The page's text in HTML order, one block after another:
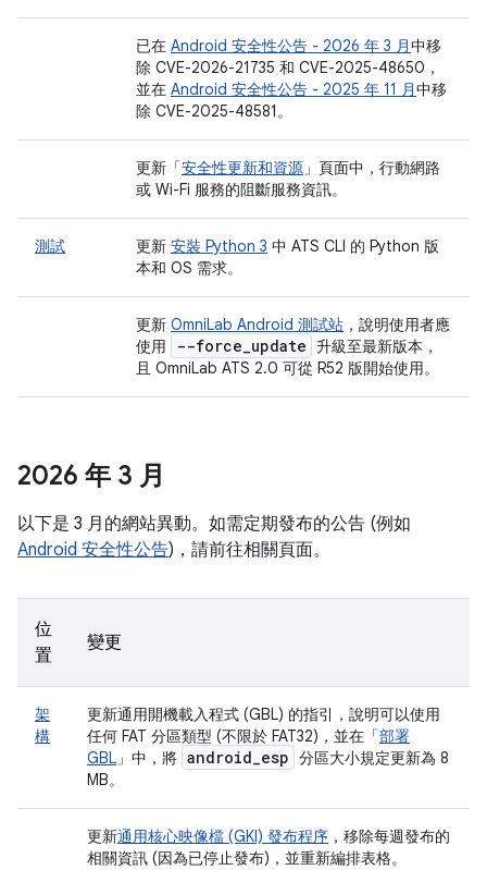
已在 Android 安全性公告 - 2026 年 3 月中移
除 CVE-2026-21735 和 CVE-2025-48650，
並在 Android 安全性公告 - 2025 年 11 月中移
除 CVE-2025-48581。
更新「安全性更新和資源 」頁面中，行動網路
或 Wi-Fi 服務的阻斷服務資訊。
測試 更新 安裝 Python 3 中 ATS CLI 的 Python 版
本和 OS 需求。
更新 OmniLab Android 測試站 ，說明使用者應
使用
--force_update 升級至最新版本，
且 OmniLab ATS 2.0 可從 R52 版開始使用。
2026 年 3 月
以下是 3 月的網站異動。如需定期發布的公告 (例如
Android 安全性公告)，請前往相關頁面。
位
置
變更
架
構
更新通用開機載入程式 (GBL) 的指引，說明可以使用
任何 FAT 分區類型 (不限於 FAT32)，並在「部署
GBL 」中，將 android_esp 分區大小規定更新為 8
MB。
更新通用核心映像檔 (GKI) 發布程序 ，移除每週發布的
相關資訊 (因為已停止發布)，並重新編排表格。